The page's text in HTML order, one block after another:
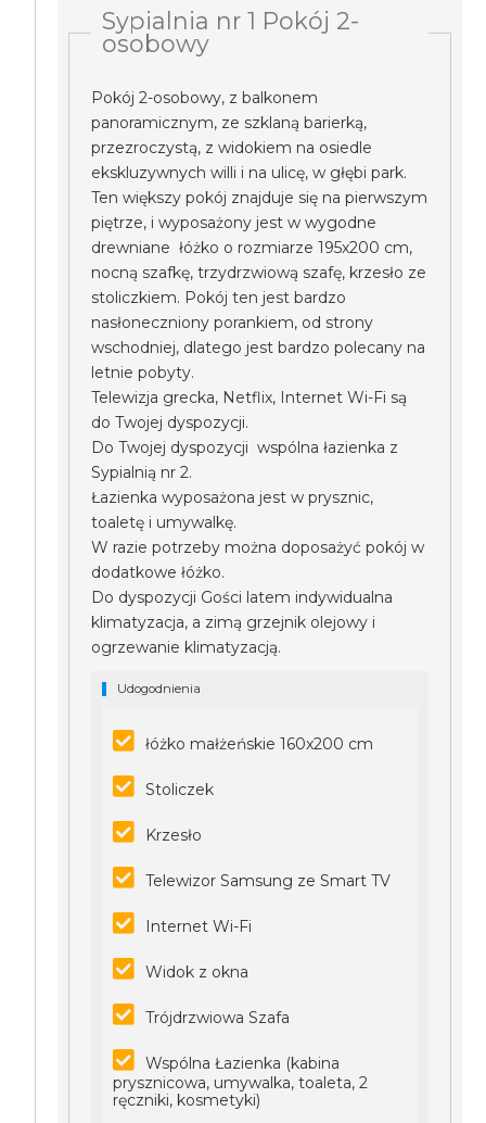
Sypialnia nr 1 Pokój 2-
osobowy
Pokój 2-osobowy, z balkonem
panoramicznym, ze szklaną barierką,
przezroczystą, z widokiem na osiedle
ekskluzywnych willi i na ulicę, w głębi park.
Ten większy pokój znajduje się na pierwszym
piętrze, i wyposażony jest w wygodne
drewniane łóżko o rozmiarze 195x200 cm,
nocną szafkę, trzydrzwiową szafę, krzesło ze
stoliczkiem. Pokój ten jest bardzo
nasłoneczniony porankiem, od strony
wschodniej, dlatego jest bardzo polecany na
letnie pobyty.
Telewizja grecka, Netflix, Internet Wi-Fi są
do Twojej dyspozycji.
Do Twojej dyspozycji wspólna łazienka z
Sypialnią nr 2.
Łazienka wyposażona jest w prysznic,
toaletę i umywalkę.
W razie potrzeby można doposażyć pokój w
dodatkowe łóżko.
Do dyspozycji Gości latem indywidualna
klimatyzacja, a zimą grzejnik olejowy i
ogrzewanie klimatyzacją.
Udogodnienia
łóżko małżeńskie 160x200 cm
Stoliczek
Krzesło
Telewizor Samsung ze Smart TV
Internet Wi-Fi
Widok z okna
Trójdrzwiowa Szafa
Wspólna Łazienka (kabina
prysznicowa, umywalka, toaleta, 2
ręczniki, kosmetyki)